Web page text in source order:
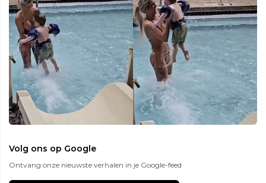
Volg ons op Google
Ontvang onze nieuwste verhalen in je Google-feed